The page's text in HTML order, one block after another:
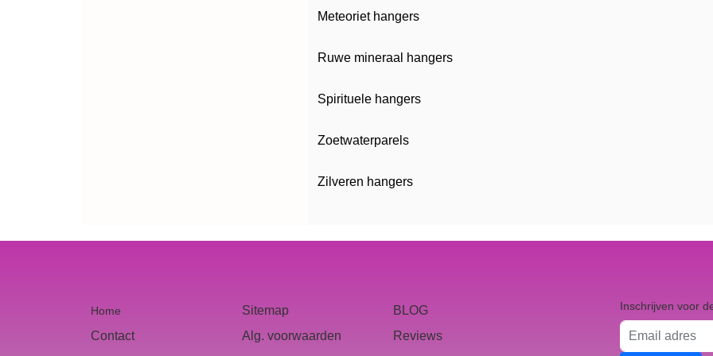
Meteoriet hangers
Ruwe mineraal hangers
Spirituele hangers
Zoetwaterparels
Zilveren hangers
Home
Contact
Sitemap
Alg. voorwaarden
BLOG
Reviews
Inschrijven voor
Email adres